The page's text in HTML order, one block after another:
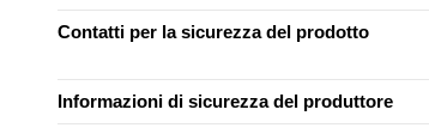
Contatti per la sicurezza del prodotto
Informazioni di sicurezza del produttore